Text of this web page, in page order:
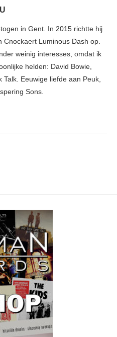
in Gent. In 2015 richtte hij
Cnockaert Luminous Dash op.
weinig interesses, omdat ik
helden: David Bowie,
Talk. Eeuwige liefde aan Peuk,
Sons.